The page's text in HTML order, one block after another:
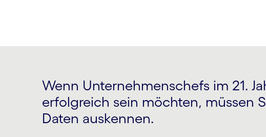
Wenn Unternehmenschefs im 21.
erfolgreich sein möchten, müssen
Daten auskennen.